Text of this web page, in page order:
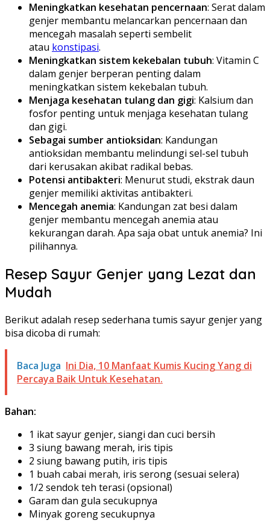
Meningkatkan kesehatan pencernaan: Serat dalam
genjer membantu melancarkan pencernaan dan
mencegah masalah seperti sembelit
atau konstipasi.
Meningkatkan sistem kekebalan tubuh: Vitamin C
dalam genjer berperan penting dalam
meningkatkan sistem kekebalan tubuh.
Menjaga kesehatan tulang dan gigi: Kalsium dan
fosfor penting untuk menjaga kesehatan tulang
dan gigi.
Sebagai sumber antioksidan: Kandungan
antioksidan membantu melindungi sel-sel tubuh
dari kerusakan akibat radikal bebas.
Potensi antibakteri: Menurut studi, ekstrak daun
genjer memiliki aktivitas antibakteri.
Mencegah anemia: Kandungan zat besi dalam
genjer membantu mencegah anemia atau
kekurangan darah. Apa saja obat untuk anemia? Ini
pilihannya.
Resep Sayur Genjer yang Lezat dan
Mudah
Berikut adalah resep sederhana tumis sayur genjer yang
bisa dicoba di rumah:
Baca Juga Ini Dia, 10 Manfaat Kumis Kucing Yang di
Percaya Baik Untuk Kesehatan.
Bahan:
1 ikat sayur genjer, siangi dan cuci bersih
3 siung bawang merah, iris tipis
2 siung bawang putih, iris tipis
1 buah cabai merah, iris serong (sesuai selera)
1/2 sendok teh terasi (opsional)
Garam dan gula secukupnya
Minyak goreng secukupnya